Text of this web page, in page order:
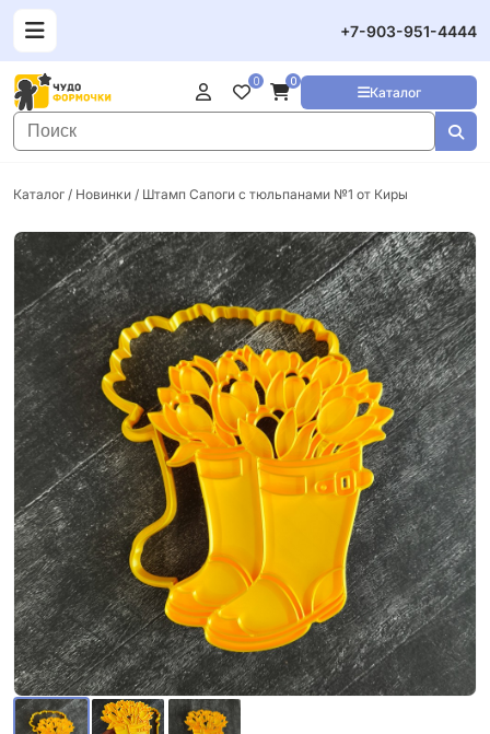
+7-903-951-4444
Каталог
0 0
Каталог / Новинки / Штамп Сапоги с тюльпанами №1 от Киры